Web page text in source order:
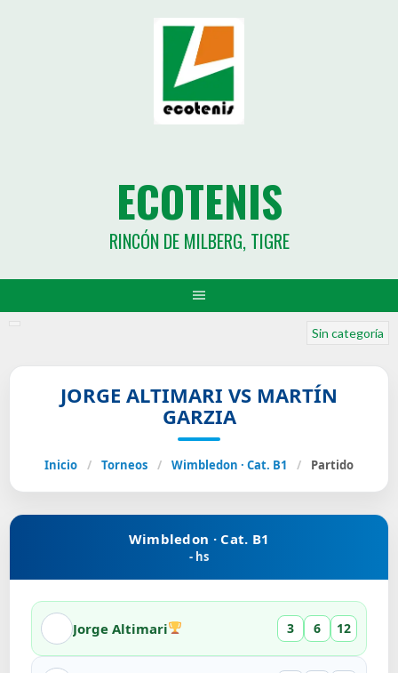
ECOTENIS
RINCÓN DE MILBERG, TIGRE
Sin categoría
JORGE ALTIMARI VS MARTÍN
GARZIA
Inicio / Torneos / Wimbledon · Cat. B1 / Partido
Wimbledon · Cat. B1
- hs
Jorge Altimari 3 6 12